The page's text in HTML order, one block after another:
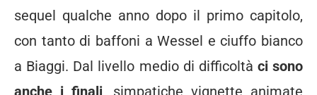
sequel qualche anno dopo il primo capitolo,
con tanto di baffoni a Wessel e ciuffo bianco
a Biaggi. Dal livello medio di difficoltà ci sono